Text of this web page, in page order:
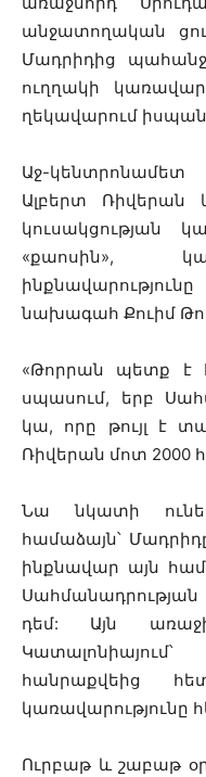
անջատողական
Մադրիդից
ուղղակի
ղեկավարում
Աջ-կենտրոնամետ
Ալբերտ Ռիվերան
կուսակցության
«քաոսին»,
նախագահ Քուիմ
«Թորրան պետք է
սպասում, երբ
կա, որը թույլ է
Ռիվերան մոտ 2000
Նա նկատի
համաձայն՝
ինքնավար այն
դեմ: Այն
հանրաքվեից
կառավարությունը
Ուրբաթ և շաբաթ